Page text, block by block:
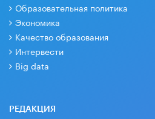
Образовательная политика
Экономика
Качество образования
Интервести
Big data
РЕДАКЦИЯ